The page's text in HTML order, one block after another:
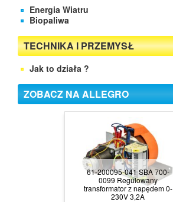
Energia Wiatru
Biopaliwa
TECHNIKA I PRZEMYSŁ
Jak to działa ?
ZOBACZ NA ALLEGRO
61-200095-041 SBA 700-
0099 Regulowany
transformator z napędem 0-
230V 3,2A